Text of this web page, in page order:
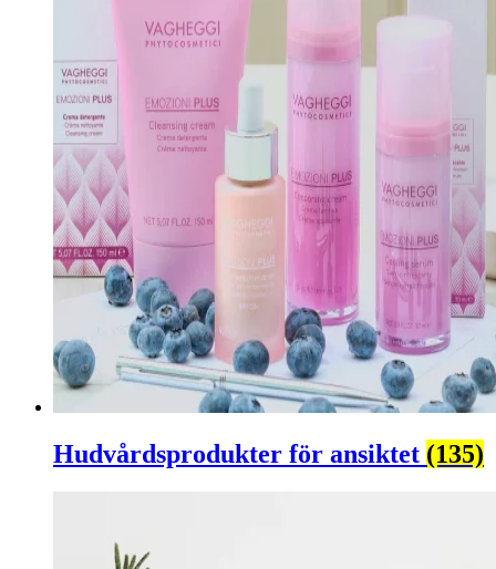
Hudvårdsprodukter för ansiktet (135)